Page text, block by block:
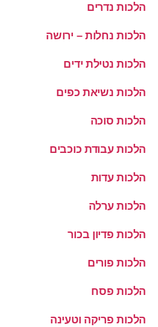
הלכות נדרים
הלכות נחלות – ירושה
הלכות נטילת ידים
הלכות נשיאת כפים
הלכות סוכה
הלכות עבודת כוכבים
הלכות עדות
הלכות ערלה
הלכות פדיון בכור
הלכות פורים
הלכות פסח
הלכות פריקה וטעינה